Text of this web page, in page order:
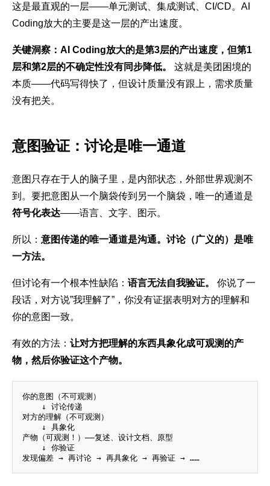
这是最直观的一层——单元测试、集成测试、CI/CD。AI
Coding放大的主要是这一层的产出速度。
关键洞察：AI Coding放大的是第3层的产出速度，但第1
层和第2层的不确定性没有同步降低。
这就是美团困境的
本质——代码写得快了，但设计质量没有跟上，需求质量
没有把关。
意图验证：讨论是唯一通道
意图只存在于人的脑子里，是内部状态，外部世界观测不
到。要把意图从一个脑袋传到另一个脑袋，唯一的通道是
符号化表达——语言、文字、图示。
所以： 意图传递的唯一通道是沟通。讨论（广义的）是唯
一方法。
但讨论有一个根本性缺陷： 语言无法自我验证。
你说了一
段话，对方说”我理解了”，你没有证据表明对方的理解和
你的意图一致。
有效的方法： 让对方把理解的东西具象化成可观测的产
物，然后你验证这个产物。
你的意图（不可观测）
    ↓ 讨论传递
对方的理解（不可观测）
    ↓ 具象化
产物（可观测！）——复述、设计文档、原型
    ↓ 你验证